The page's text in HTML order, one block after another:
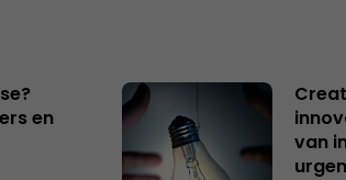
en
van